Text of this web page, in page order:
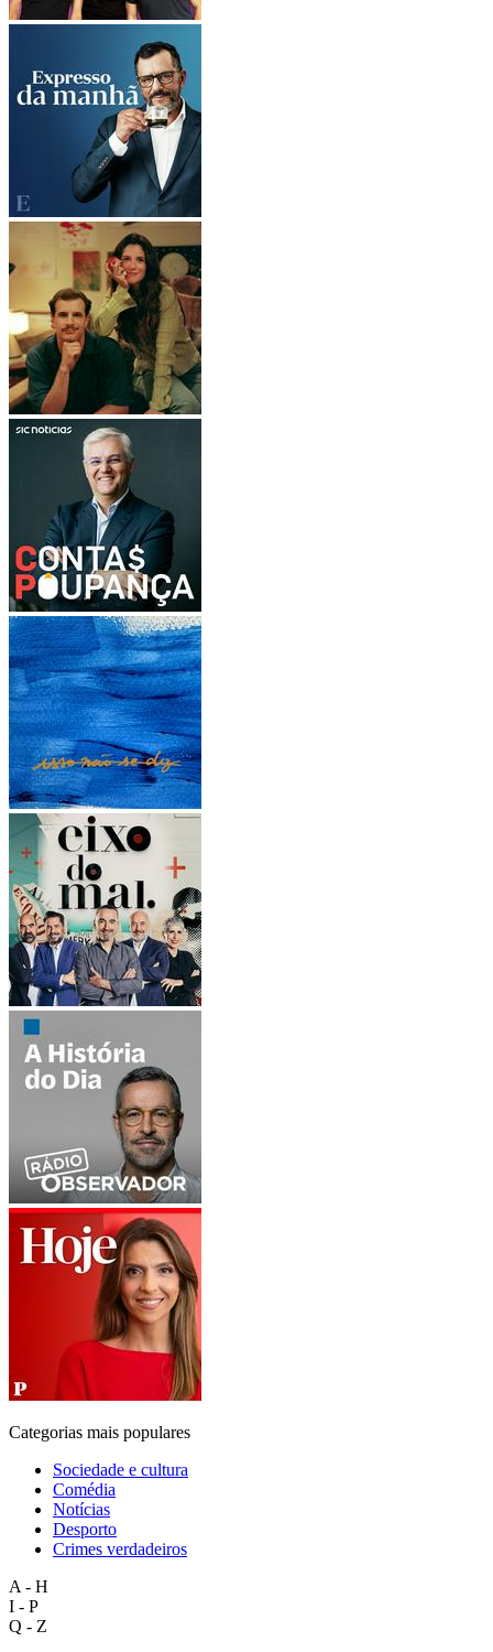
Categorias mais populares
Sociedade e cultura
Comédia
Notícias
Desporto
Crimes verdadeiros
A - H
I - P
Q - Z